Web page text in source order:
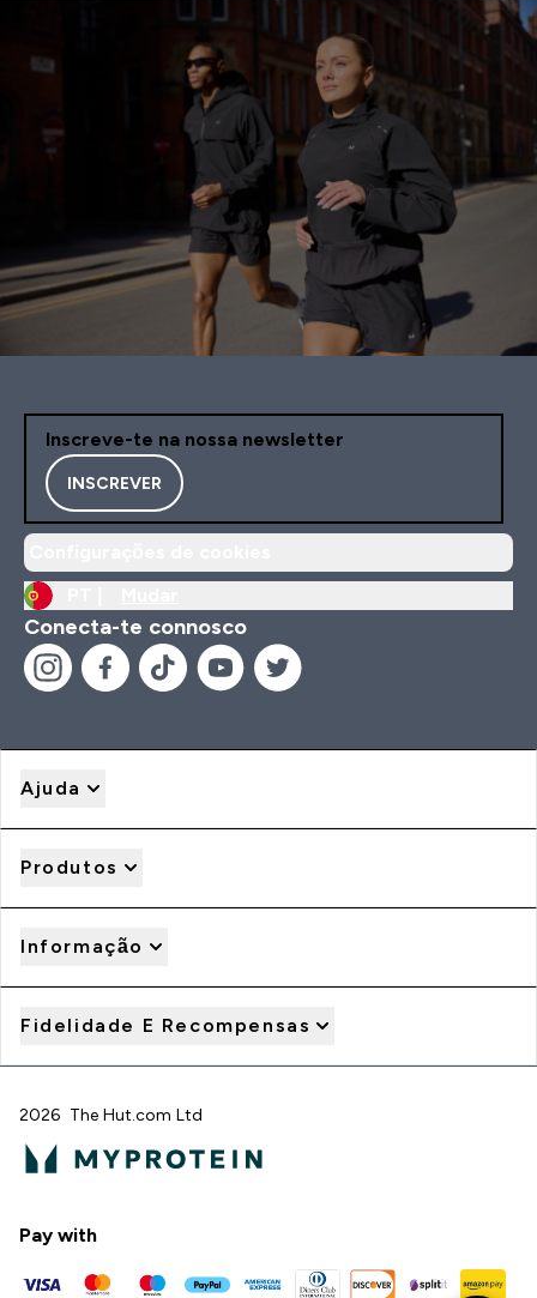
Inscreve-te na nossa newsletter
INSCREVER
Conecta-te connosco
Ajuda
Produtos
Informação
Fidelidade E Recompensas
2026 The Hut.com Ltd
Pay with